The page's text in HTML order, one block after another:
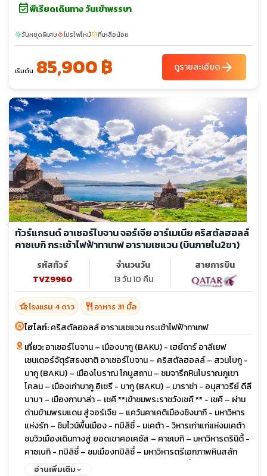
event_availableพีเรียดเดินทาง วันเข้าพรรษา
sunnyวันหยุดพิเศษlocal_fire_departmentโปรไฟไหม้confirmation_numberที่เหลือน้อย
เริ่มต้น 85,900 ฿ ดูรายละเอียดarrow_forward
ทัวร์แกรนด์ อาเซอร์ไบจาน จอร์เจีย อาร์เมเนีย คริสตัลฮอลล์
คาซเบกิ กระเช้าไฟฟ้าทาเทฟ อารามเซแวน (บินภายใน2ขา)
รหัสทัวร์
TVZ9960
จำนวนวัน
13 วัน 10 คืน
สายการบิน
hotel_classโรงแรม 4 ดาว restaurant อาหาร 31 มื้อ
ไฮไลท์:คริสตัลฮอลล์ อารามเซแวน กระเช้าไฟฟ้าทาเทฟ
เที่ยว:อาเซอร์ไบจาน – เมืองบากู (BAKU) - เฮย์ดาร์ อาลีเยฟ
เซนเตอร์จัตุรัสธงชาติ อาเซอร์ไบจาน – คริสตัลฮอลล์ – สวนโบกู -
บากู (BAKU) – เมืองโบราณ โกบูสถาน – ชมจารึกหินโบราณภูเขา
โคลน – เมืองเก่าบากู อิเชรี - บากู (BAKU) – มาราซ่า - อนุสาวรีย์ ดีลี
บาบา – เมืองกาบาล่า – เชคี **เข้าชมพระราชวังเชคี ** - เชคี – ผ่าน
ด่านข้ามพรมแดน สู่จอร์เจีย – แคว้นคาเคติเมืองซิงนากี - มหาวิหาร
แห่งรัก – ชิมไวน์พื้นเมือง - ทบิลิซี่ - มเคต้า - วิหารเก่าแก่แห่งมเคต้า
ชมวิวเมืองเดินทางสู่ ยอดเขาคอเคซัส – คาซเบกิ – มหาวิหารตรินิตี้ -
คาซเบกิ - ทบิลิซี่ – ชมเมืองทบิลิซี่ – มหาวิหารตรีเอกภาพหินสลัก
จอร์เจียน - สะพานสันติภาพ – ชมวิวเมือง - ทบิลิซี่ – เมืองโบราณ
อ่านเพิ่มเติม